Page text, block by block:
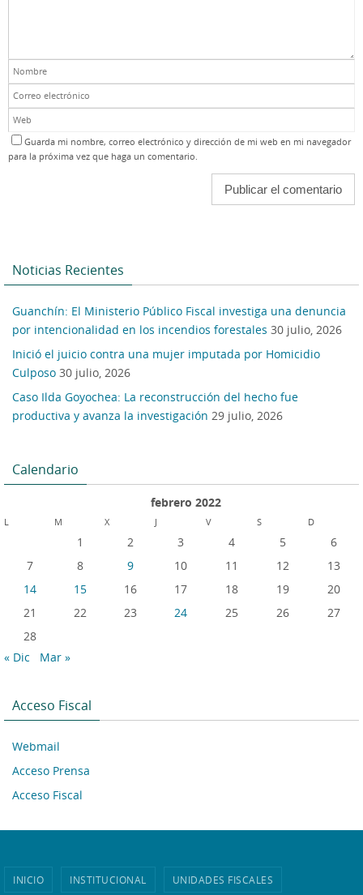
Guarda mi nombre, correo electrónico y dirección de mi web en mi navegador
para la próxima vez que haga un comentario.
Noticias Recientes
Guanchín: El Ministerio Público Fiscal investiga una denuncia
por intencionalidad en los incendios forestales 30 julio, 2026
Inició el juicio contra una mujer imputada por Homicidio
Culposo 30 julio, 2026
Caso Ilda Goyochea: La reconstrucción del hecho fue
productiva y avanza la investigación 29 julio, 2026
Calendario
febrero 2022
L M X J V S D
1 2 3 4 5
6
7
8 9 10 11 12
13
14
15 16 17 18 19
20
21
22 23 24 25 26
27
28
« Dic
Mar »
Acceso Fiscal
Webmail
Acceso Prensa
Acceso Fiscal
INICIO INSTITUCIONAL UNIDADES FISCALES